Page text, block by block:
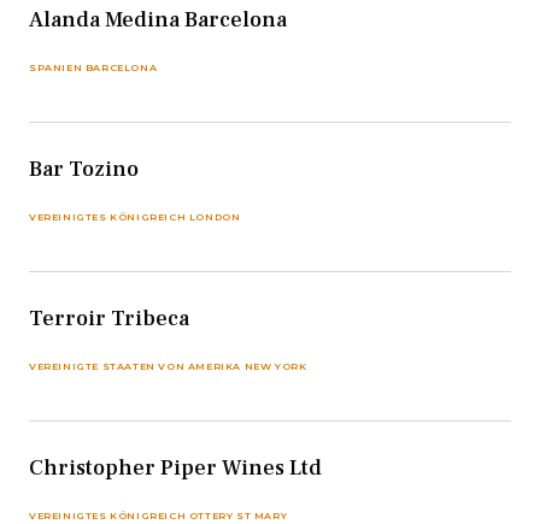
Alanda Medina Barcelona
SPANIEN BARCELONA
Bar Tozino
VEREINIGTES KÖNIGREICH LONDON
Terroir Tribeca
VEREINIGTE STAATEN VON AMERIKA NEW YORK
Christopher Piper Wines Ltd
VEREINIGTES KÖNIGREICH OTTERY ST MARY